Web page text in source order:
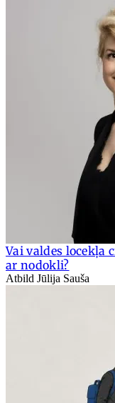
Vai valdes locekļa
ar nodokli?
Atbild Jūlija Sauša